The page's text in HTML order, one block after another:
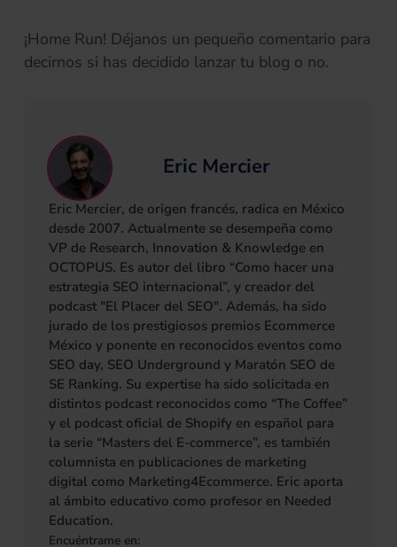
¡Home Run! Déjanos un pequeño comentario para
decirnos si has decidido lanzar tu blog o no.
Eric Mercier
Eric Mercier, de origen francés, radica en México
desde 2007. Actualmente se desempeña como
VP de Research, Innovation & Knowledge en
OCTOPUS. Es autor del libro “Como hacer una
estrategia SEO internacional”, y creador del
podcast "El Placer del SEO". Además, ha sido
jurado de los prestigiosos premios Ecommerce
México y ponente en reconocidos eventos como
SEO day, SEO Underground y Maratón SEO de
SE Ranking. Su expertise ha sido solicitada en
distintos podcast reconocidos como “The Coffee”
y el podcast oficial de Shopify en español para
la serie “Masters del E-commerce”, es también
columnista en publicaciones de marketing
digital como Marketing4Ecommerce. Eric aporta
al ámbito educativo como profesor en Needed
Education.
Encuéntrame en: